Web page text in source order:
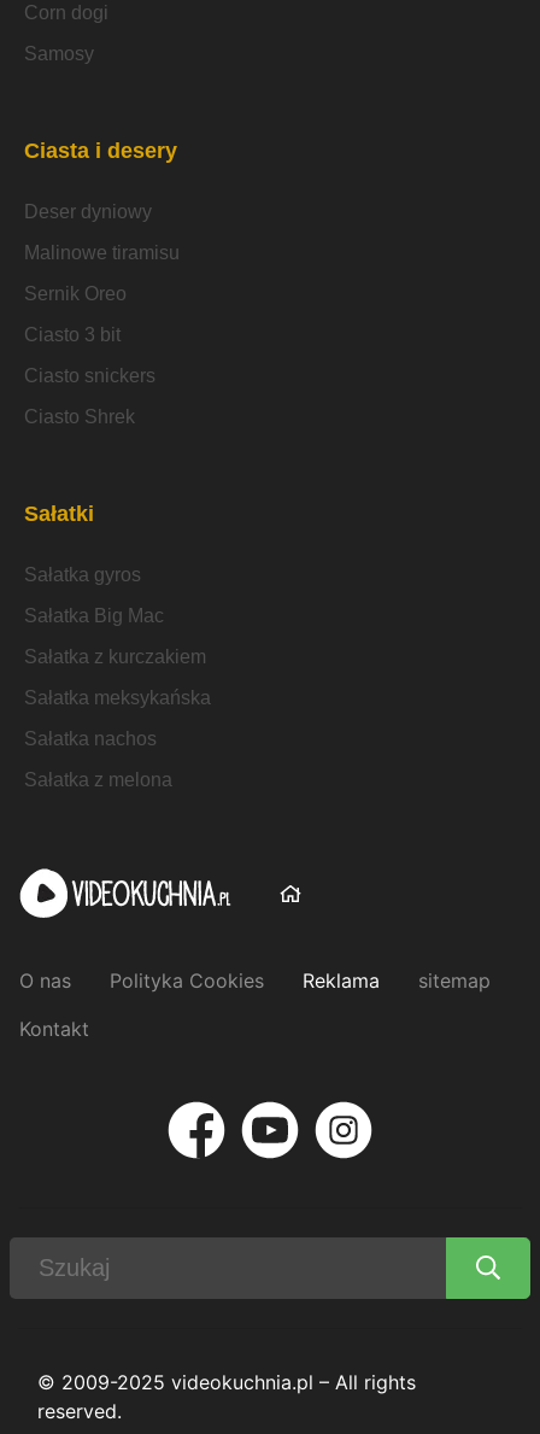
Corn dogi
Samosy
Ciasta i desery
Deser dyniowy
Malinowe tiramisu
Sernik Oreo
Ciasto 3 bit
Ciasto snickers
Ciasto Shrek
Sałatki
Sałatka gyros
Sałatka Big Mac
Sałatka z kurczakiem
Sałatka meksykańska
Sałatka nachos
Sałatka z melona
O nas Polityka Cookies Reklama
sitemap
Kontakt
© 2009-2025 videokuchnia.pl – All rights
reserved.